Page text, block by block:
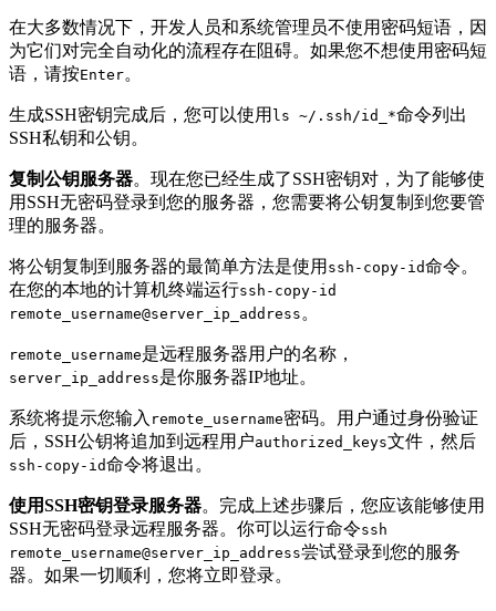
在大多数情况下，开发人员和系统管理员不使用密码短语，因
为它们对完全自动化的流程存在阻碍。如果您不想使用密码短
语，请按Enter。
生成SSH密钥完成后，您可以使用 ls ~/.ssh/id_*命令列出
SSH私钥和公钥。
复制公钥服务器。现在您已经生成了SSH密钥对，为了能够使
用SSH无密码登录到您的服务器，您需要将公钥复制到您要管
理的服务器。
将公钥复制到服务器的最简单方法是使用 ssh-copy-id命令。
在您的本地的计算机终端运行ssh-copy-id
remote_username@server_ip_address 。
remote_username是远程服务器用户的名称，
server_ip_address是你服务器IP地址。
系统将提示您输入 remote_username密码。用户通过身份验证
后，SSH公钥将追加到远程用户authorized_keys文件，然后
ssh-copy-id命令将退出。
使用SSH密钥登录服务器。完成上述步骤后，您应该能够使用
SSH无密码登录远程服务器。你可以运行命令ssh
remote_username@server_ip_address尝试登录到您的服务
器。如果一切顺利，您将立即登录。